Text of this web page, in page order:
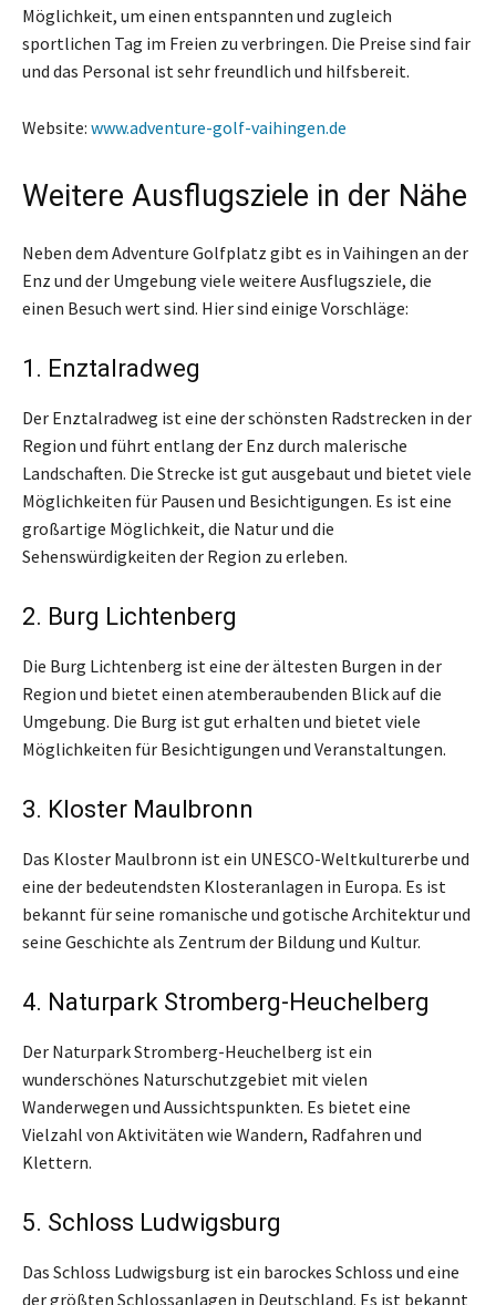
Möglichkeit, um einen entspannten und zugleich
sportlichen Tag im Freien zu verbringen. Die Preise sind fair
und das Personal ist sehr freundlich und hilfsbereit.
Website: www.adventure-golf-vaihingen.de
Weitere Ausflugsziele in der Nähe
Neben dem Adventure Golfplatz gibt es in Vaihingen an der
Enz und der Umgebung viele weitere Ausflugsziele, die
einen Besuch wert sind. Hier sind einige Vorschläge:
1. Enztalradweg
Der Enztalradweg ist eine der schönsten Radstrecken in der
Region und führt entlang der Enz durch malerische
Landschaften. Die Strecke ist gut ausgebaut und bietet viele
Möglichkeiten für Pausen und Besichtigungen. Es ist eine
großartige Möglichkeit, die Natur und die
Sehenswürdigkeiten der Region zu erleben.
2. Burg Lichtenberg
Die Burg Lichtenberg ist eine der ältesten Burgen in der
Region und bietet einen atemberaubenden Blick auf die
Umgebung. Die Burg ist gut erhalten und bietet viele
Möglichkeiten für Besichtigungen und Veranstaltungen.
3. Kloster Maulbronn
Das Kloster Maulbronn ist ein UNESCO-Weltkulturerbe und
eine der bedeutendsten Klosteranlagen in Europa. Es ist
bekannt für seine romanische und gotische Architektur und
seine Geschichte als Zentrum der Bildung und Kultur.
4. Naturpark Stromberg-Heuchelberg
Der Naturpark Stromberg-Heuchelberg ist ein
wunderschönes Naturschutzgebiet mit vielen
Wanderwegen und Aussichtspunkten. Es bietet eine
Vielzahl von Aktivitäten wie Wandern, Radfahren und
Klettern.
5. Schloss Ludwigsburg
Das Schloss Ludwigsburg ist ein barockes Schloss und eine
der größten Schlossanlagen in Deutschland. Es ist bekannt